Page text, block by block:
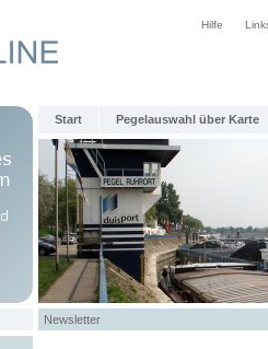
Hilfe
Start Pegelauswahl über Karte
Newsletter